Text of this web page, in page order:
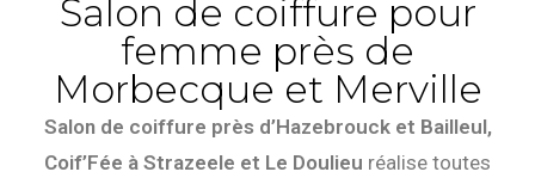
Salon de coiffure pour
femme près de
Morbecque et Merville
Salon de coiffure près d’Hazebrouck et Bailleul,
Coif’Fée à Strazeele et Le Doulieu réalise toutes